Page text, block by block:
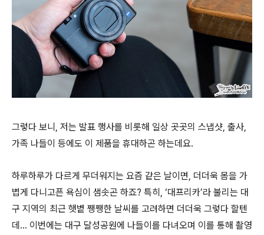
그렇다 보니, 저는 발표 행사를 비롯해 일상 곳곳의 스냅샷, 출사,
가족 나들이 등에도 이 제품을 휴대하곤 하는데요.
하루하루가 다르게 무더워지는 요즘 같은 날이면, 더더욱 몸을 가
볍게 다니고픈 욕심이 샘솟곤 하죠? 특히, ‘대프리카’라 불리는 대
구 지역의 최근 햇볕 쨍쨍한 날씨를 고려하면 더더욱 그렇다 할텐
데… 이번에는 대구 달성공원에 나들이를 다녀오며 이를 통해 촬영